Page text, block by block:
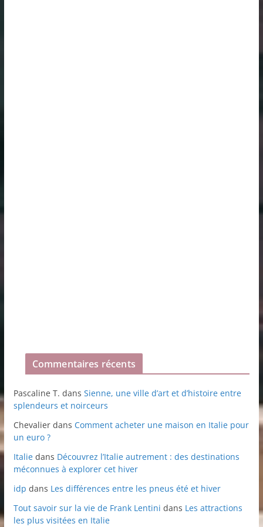
Commentaires récents
Pascaline T. dans Sienne, une ville d’art et d’histoire entre
splendeurs et noirceurs
Chevalierdans Comment acheter une maison en Italie pour
un euro ?
Italiedans Découvrez l’Italie autrement : des destinations
méconnues à explorer cet hiver
idp dans Les différences entre les pneus été et hiver
Tout savoir sur la vie de Frank Lentini dans Les attractions
les plus visitées en Italie